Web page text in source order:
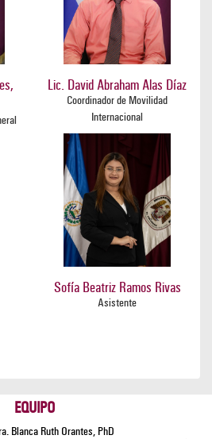
Lic. David Abraham Alas Díaz
Coordinador de Movilidad
Internacional
Sofía Beatriz Ramos Rivas
Asistente
EQUIPO
Blanca Ruth Orantes, PhD